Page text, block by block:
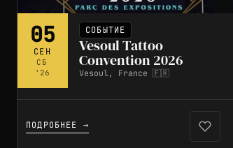
05
СЕН
СБ
'26
СОБЫТИЕ
Vesoul Tattoo
Convention 2026
Vesoul, France 🇫🇷
ПОДРОБНЕЕ →